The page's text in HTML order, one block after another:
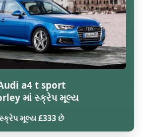
a4 t sport
માં સ્ક્રેપ મૂલ્ય
મૂલ્ય £333 છે